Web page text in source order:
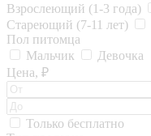
Взрослеющий (1-3 года)
Стареющий (7-11 лет)
Пол питомца
Мальчик
Девочка
Цена, ₽
Только бесплатно